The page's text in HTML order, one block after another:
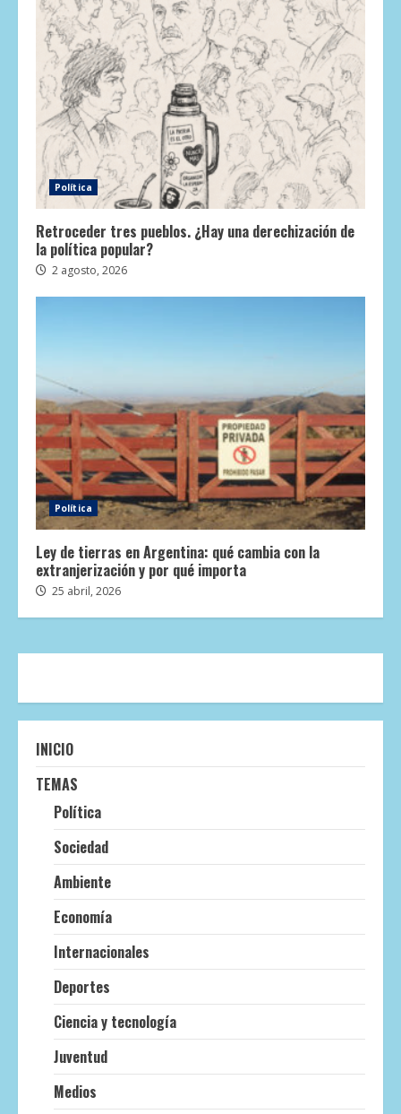
Política
Retroceder tres pueblos. ¿Hay una derechización de
la política popular?
2 agosto, 2026
Política
Ley de tierras en Argentina: qué cambia con la
extranjerización y por qué importa
25 abril, 2026
INICIO
TEMAS
Política
Sociedad
Ambiente
Economía
Internacionales
Deportes
Ciencia y tecnología
Juventud
Medios